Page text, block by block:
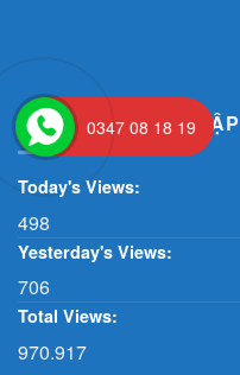
THỐNG KÊ TRUY CẬP
Today's Views:
498
Yesterday's Views:
706
Total Views:
970.917
0347 08 18 19